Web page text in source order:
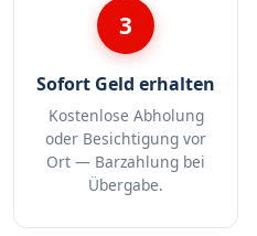
3
Sofort Geld erhalten
Kostenlose Abholung
oder Besichtigung vor
Ort — Barzahlung bei
Übergabe.